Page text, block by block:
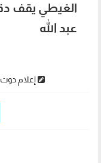
الغيطي يقف
عبد الله
إعلام